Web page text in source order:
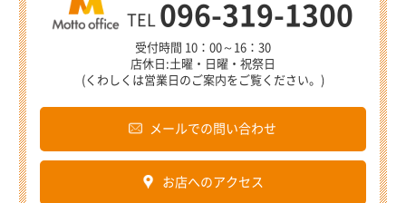
TEL 096-319-1300
受付時間 10：00～16：30
店休日:土曜・日曜・祝祭日
(くわしくは営業日のご案内をご覧ください。)
メールでの問い合わせ
お店へのアクセス